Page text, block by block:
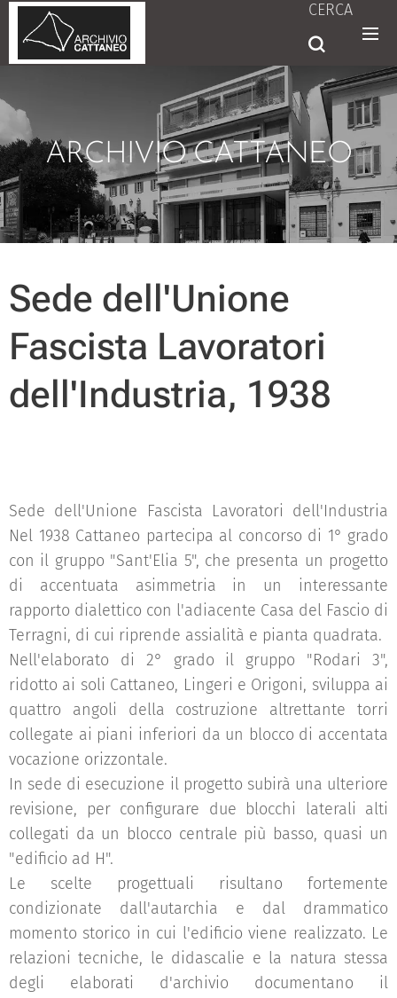
CERCA
ARCHIVIO CATTANEO
Sede dell'Unione
Fascista Lavoratori
dell'Industria, 1938
Sede dell'Unione Fascista Lavoratori dell'Industria
Nel 1938 Cattaneo partecipa al concorso di 1° grado
con il gruppo "Sant'Elia 5", che presenta un progetto
di accentuata asimmetria in un interessante
rapporto dialettico con l'adiacente Casa del Fascio di
Terragni, di cui riprende assialità e pianta quadrata.
Nell'elaborato di 2° grado il gruppo "Rodari 3",
ridotto ai soli Cattaneo, Lingeri e Origoni, sviluppa ai
quattro angoli della costruzione altrettante torri
collegate ai piani inferiori da un blocco di accentata
vocazione orizzontale.
In sede di esecuzione il progetto subirà una ulteriore
revisione, per configurare due blocchi laterali alti
collegati da un blocco centrale più basso, quasi un
"edificio ad H".
Le scelte progettuali risultano fortemente
condizionate dall'autarchia e dal drammatico
momento storico in cui l'edificio viene realizzato. Le
relazioni tecniche, le didascalie e la natura stessa
degli elaborati d'archivio documentano il